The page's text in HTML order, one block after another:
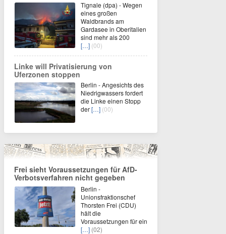
Tignale (dpa) - Wegen
eines großen
Waldbrands am
Gardasee in Oberitalien
sind mehr als 200
[…] (00)
Linke will Privatisierung von
Uferzonen stoppen
Berlin - Angesichts des
Niedrigwassers fordert
die Linke einen Stopp
der[…] (00)
Frei sieht Voraussetzungen für AfD-
Verbotsverfahren nicht gegeben
Berlin -
Unionsfraktionschef
Thorsten Frei (CDU)
hält die
Voraussetzungen für ein
[…] (02)